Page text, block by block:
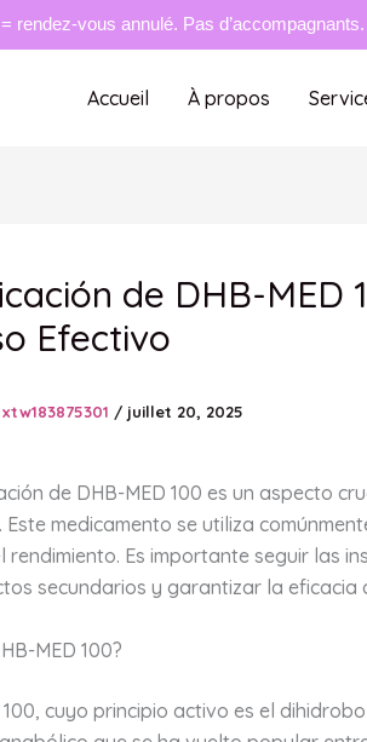
rendez-vous annulé. Pas
Accueil À propos
de DHB-MED
Efectivo
xtw183875301 / juillet 20, 2025
de DHB-MED 100 es un aspecto
Este medicamento se utiliza
rendimiento. Es importante seguir las
secundarios y garantizar la eficacia
MED 100?
100, cuyo principio activo es el